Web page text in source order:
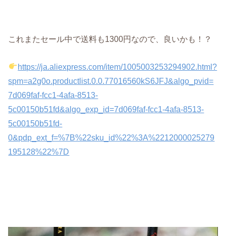
これまたセール中で送料も1300円なので、良いかも！？
https://ja.aliexpress.com/item/1005003253294902.html?
spm=a2g0o.productlist.0.0.77016560kS6JFJ&algo_pvid=
7d069faf-fcc1-4afa-8513-
5c00150b51fd&algo_exp_id=7d069faf-fcc1-4afa-8513-
5c00150b51fd-
0&pdp_ext_f=%7B%22sku_id%22%3A%2212000025279
195128%22%7D